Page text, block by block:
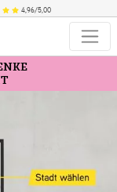
4,96/5,00